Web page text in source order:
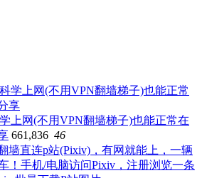
上网(不用VPN翻墙梯子)也能正常在
661,836 46